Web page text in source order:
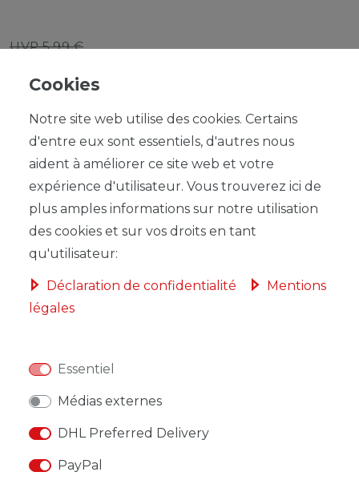
UVP 5,99 €
DANS LE PANIER
Cookies
Notre site web utilise des cookies. Certains
d'entre eux sont essentiels, d'autres nous
aident à améliorer ce site web et votre
expérience d'utilisateur. Vous trouverez ici de
plus amples informations sur notre utilisation
des cookies et sur vos droits en tant
qu'utilisateur:
Déclaration de confidentialité
Mentions
légales
Essentiel
Médias externes
DHL Preferred Delivery
PayPal